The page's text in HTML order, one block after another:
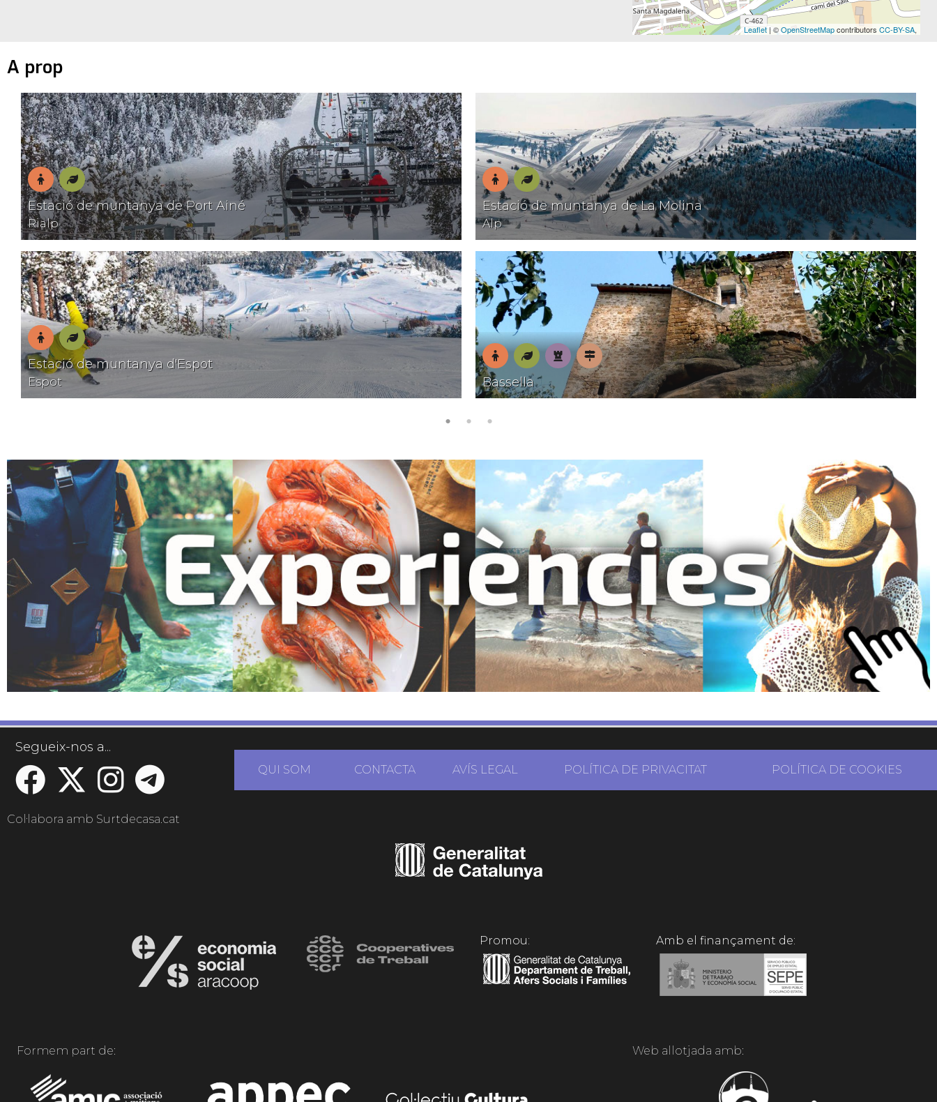
Leaflet| ©OpenStreetMapcontributors CC-BY-SA,
A prop
En
família
Natura
Estació de muntanya de Port Ainé
Rialp
En
família
Natura
Estació de muntanya d'Espot
Espot
En
família
Natura
Estació de muntanya de La Molina
Alp
En
família
Natura Patrimoni
Pobles
amb
Bassella
Segueix-nos a...
QUI SOM CONTACTA AVÍS LEGAL POLÍTICA DE PRIVACITAT POLÍTICA DE COOKIES
Col·labora amb Surtdecasa.cat
Promou: Amb el finançament de:
Formem part de: Web allotjada amb: